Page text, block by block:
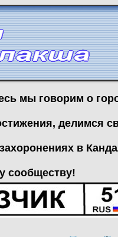
мы говорим о
делимся
в
сообществу!